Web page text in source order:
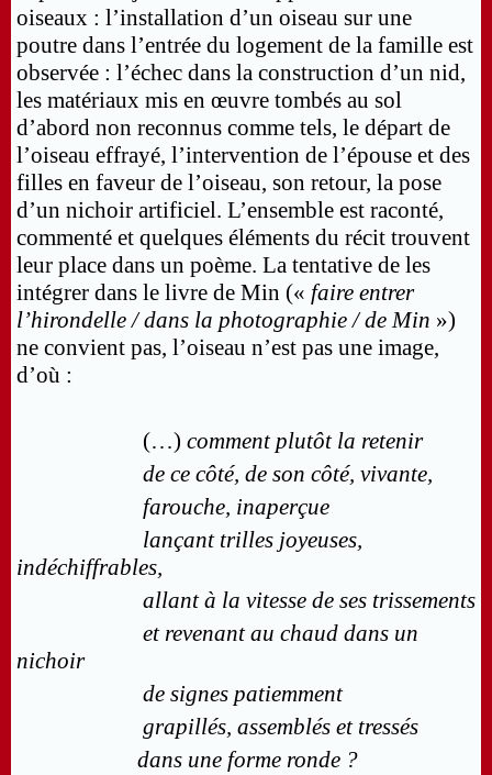
oiseaux : l’installation d’un oiseau sur une
poutre dans l’entrée du logement de la famille est
observée : l’échec dans la construction d’un nid,
les matériaux mis en œuvre tombés au sol
d’abord non reconnus comme tels, le départ de
l’oiseau effrayé, l’intervention de l’épouse et des
filles en faveur de l’oiseau, son retour, la pose
d’un nichoir artificiel. L’ensemble est raconté,
commenté et quelques éléments du récit trouvent
leur place dans un poème. La tentative de les
intégrer dans le livre de Min (« faire entrer
l’hirondelle / dans la photographie / de Min »)
ne convient pas, l’oiseau n’est pas une image,
d’où :
(…) comment plutôt la retenir
de ce côté, de son côté, vivante,
farouche, inaperçue
lançant trilles joyeuses,
indéchiffrables,
allant à la vitesse de ses trissements
et revenant au chaud dans un
nichoir
de signes patiemment
grapillés, assemblés et tressés
dans une forme ronde ?